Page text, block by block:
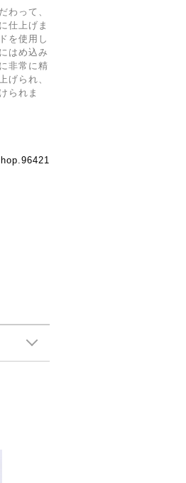
わって、
仕上げま
を使用し
はめ込み
非常に精
げられ、
られま